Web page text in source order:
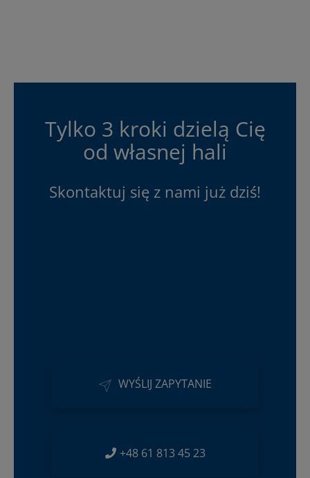
Tylko 3 kroki dzielą Cię
od własnej hali
Skontaktuj się z nami już dziś!
WYŚLIJ ZAPYTANIE
+48 61 813 45 23